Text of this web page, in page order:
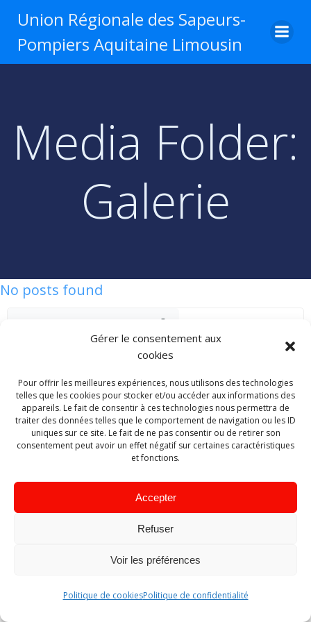
Gérer le consentement aux
cookies
Pour offrir les meilleures expériences, nous utilisons des technologies
telles que les cookies pour stocker et/ou accéder aux informations des
appareils. Le fait de consentir à ces technologies nous permettra de
traiter des données telles que le comportement de navigation ou les ID
uniques sur ce site. Le fait de ne pas consentir ou de retirer son
consentement peut avoir un effet négatif sur certaines caractéristiques
et fonctions.
Accepter
Refuser
Voir les préférences
Politique de cookiesPolitique de confidentialité
Aller
au
contenu
Union Régionale des Sapeurs-
Pompiers Aquitaine Limousin
Media Folder:
Galerie
No posts found
Articles récents
Soutien aux sapeurs-pompiers impactés par les feux des Landes
et de la Gironde
Élection du nouveau Président de l’Union Régionale des Sapeurs-
Pompiers d’Aquitaine et du Limousin